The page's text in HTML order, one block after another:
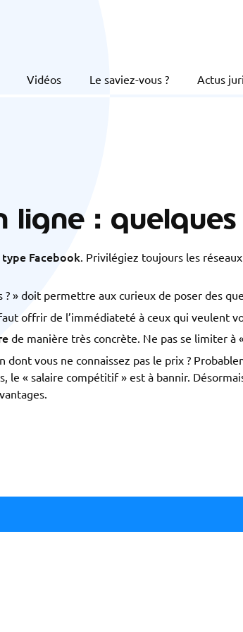
Vidéos Le saviez-vous ? Actus
ligne : quelques
Facebook. Privilégiez toujours les
? » doit permettre aux curieux de poser des
faut offrir de l’immédiateté à ceux qui veulent
de manière très concrète. Ne pas se limiter à
dont vous ne connaissez pas le prix ?
« salaire compétitif » est à bannir.